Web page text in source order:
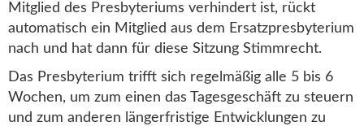
Mitglied des Presbyteriums verhindert ist, rückt
automatisch ein Mitglied aus dem Ersatzpresbyterium
nach und hat dann für diese Sitzung Stimmrecht.
Das Presbyterium trifft sich regelmäßig alle 5 bis 6
Wochen, um zum einen das Tagesgeschäft zu steuern
und zum anderen längerfristige Entwicklungen zu